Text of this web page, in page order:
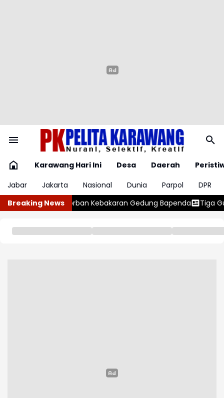
Karawang Hari Ini Desa Daerah
Jabar
Jakarta Nasional Dunia Parpol
DPR
Breaking News
Bapenda Tiga Gudang Miras Digerebek, Polisi Temukan 400